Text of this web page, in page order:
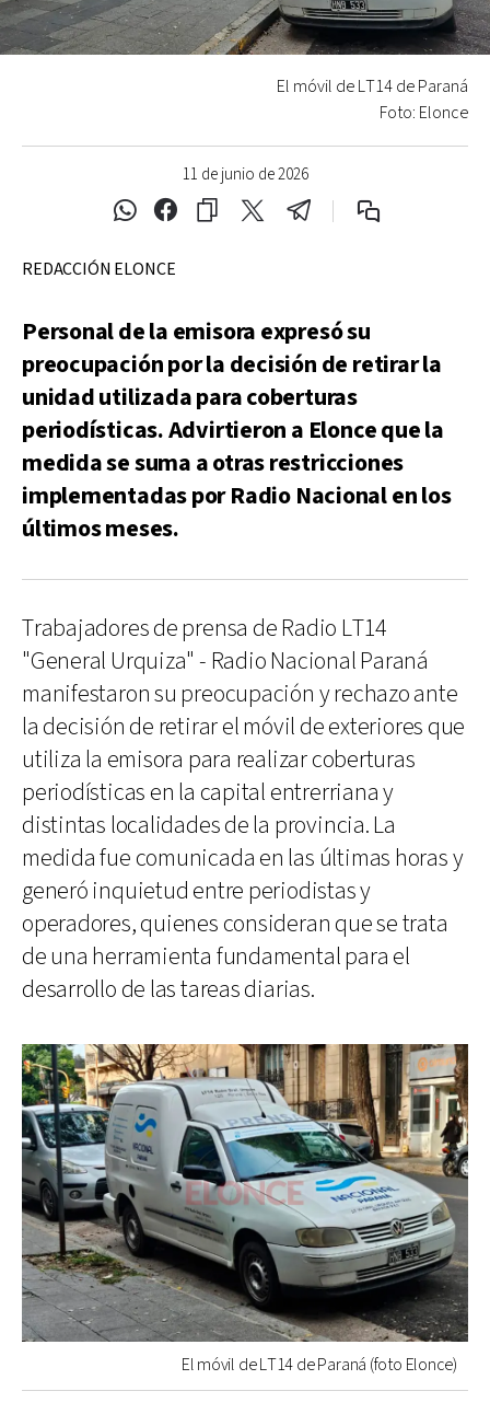
11 de junio de 2026
El móvil de LT14 de Paraná
Foto: Elonce
REDACCIÓN ELONCE
Personal de la emisora expresó su
preocupación por la decisión de retirar la
unidad utilizada para coberturas
periodísticas. Advirtieron a Elonce que la
medida se suma a otras restricciones
implementadas por Radio Nacional en los
últimos meses.
Trabajadores de prensa de Radio LT14
"General Urquiza" - Radio Nacional Paraná
manifestaron su preocupación y rechazo ante
la decisión de retirar el móvil de exteriores que
utiliza la emisora para realizar coberturas
periodísticas en la capital entrerriana y
distintas localidades de la provincia. La
medida fue comunicada en las últimas horas y
generó inquietud entre periodistas y
operadores, quienes consideran que se trata
de una herramienta fundamental para el
desarrollo de las tareas diarias.
El móvil de LT14 de Paraná (foto Elonce)